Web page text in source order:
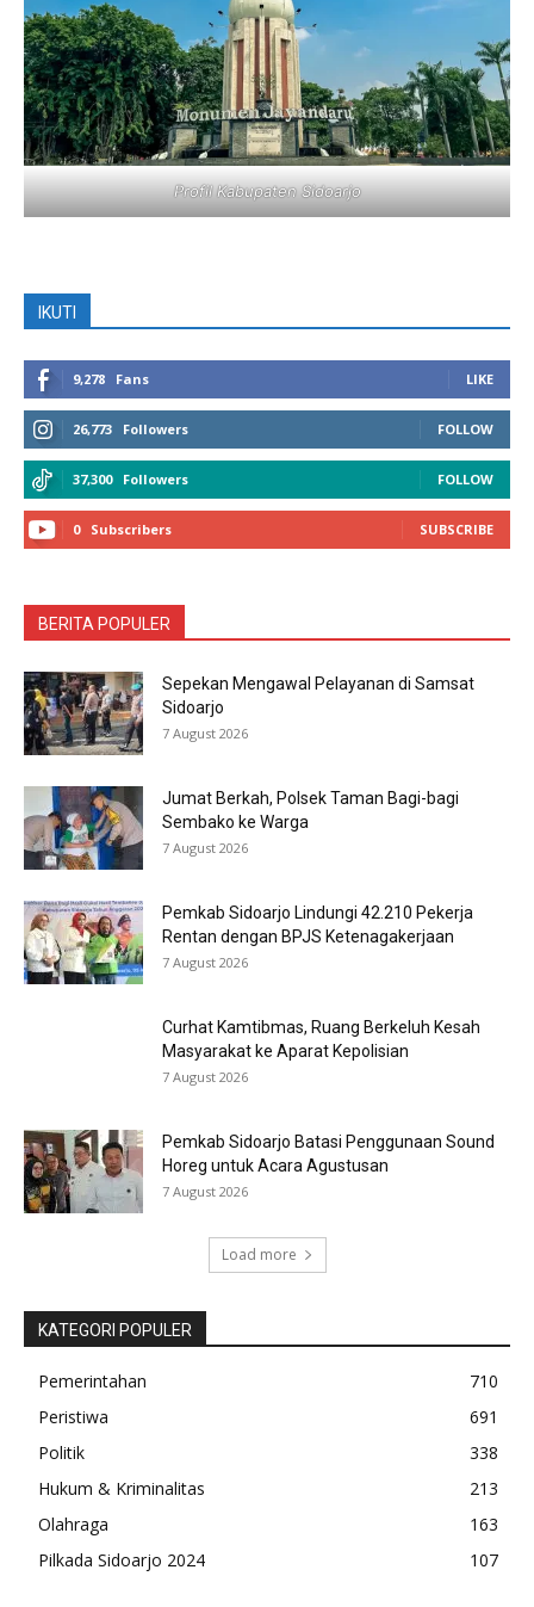
Profil Kabupaten Sidoarjo
IKUTI
9,278 Fans LIKE
26,773 Followers FOLLOW
37,300 Followers FOLLOW
0 Subscribers SUBSCRIBE
BERITA POPULER
Sepekan Mengawal Pelayanan di Samsat
Sidoarjo
7 August 2026
Jumat Berkah, Polsek Taman Bagi-bagi
Sembako ke Warga
7 August 2026
Pemkab Sidoarjo Lindungi 42.210 Pekerja
Rentan dengan BPJS Ketenagakerjaan
7 August 2026
Curhat Kamtibmas, Ruang Berkeluh Kesah
Masyarakat ke Aparat Kepolisian
7 August 2026
Pemkab Sidoarjo Batasi Penggunaan Sound
Horeg untuk Acara Agustusan
7 August 2026
Load more
KATEGORI POPULER
Pemerintahan
710
Peristiwa
691
Politik
338
Hukum & Kriminalitas
213
Olahraga
163
Pilkada Sidoarjo 2024
107